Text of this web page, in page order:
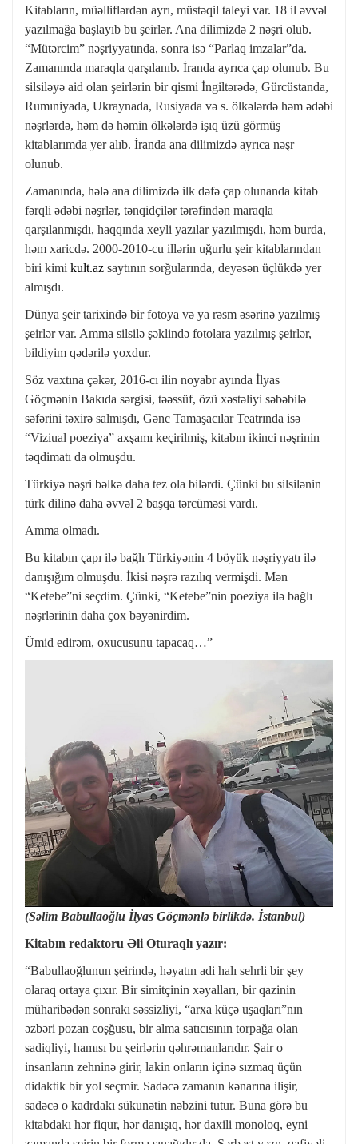
Kitabların, müəlliflərdən ayrı, müstəqil taleyi var. 18 il əvvəl
yazılmağa başlayıb bu şeirlər. Ana dilimizdə 2 nəşri olub.
“Mütərcim” nəşriyyatında, sonra isə “Parlaq imzalar”da.
Zamanında maraqla qarşılanıb. İranda ayrıca çap olunub. Bu
silsiləyə aid olan şeirlərin bir qismi İngiltərədə, Gürcüstanda,
Rumıniyada, Ukraynada, Rusiyada və s. ölkələrdə həm ədəbi
nəşrlərdə, həm də həmin ölkələrdə işıq üzü görmüş
kitablarımda yer alıb. İranda ana dilimizdə ayrıca nəşr
olunub.
Zamanında, hələ ana dilimizdə ilk dəfə çap olunanda kitab
fərqli ədəbi nəşrlər, tənqidçilər tərəfindən maraqla
qarşılanmışdı, haqqında xeyli yazılar yazılmışdı, həm burda,
həm xaricdə. 2000-2010-cu illərin uğurlu şeir kitablarından
biri kimi kult.az saytının sorğularında, deyəsən üçlükdə yer
almışdı.
Dünya şeir tarixində bir fotoya və ya rəsm əsərinə yazılmış
şeirlər var. Amma silsilə şəklində fotolara yazılmış şeirlər,
bildiyim qədərilə yoxdur.
Söz vaxtına çəkər, 2016-cı ilin noyabr ayında İlyas
Göçmənin Bakıda sərgisi, təəssüf, özü xəstəliyi səbəbilə
səfərini təxirə salmışdı, Gənc Tamaşacılar Teatrında isə
“Viziual poeziya” axşamı keçirilmiş, kitabın ikinci nəşrinin
təqdimatı da olmuşdu.
Türkiyə nəşri bəlkə daha tez ola bilərdi. Çünki bu silsilənin
türk dilinə daha əvvəl 2 başqa tərcüməsi vardı.
Amma olmadı.
Bu kitabın çapı ilə bağlı Türkiyənin 4 böyük nəşriyyatı ilə
danışığım olmuşdu. İkisi nəşrə razılıq vermişdi. Mən
“Ketebe”ni seçdim. Çünki, “Ketebe”nin poeziya ilə bağlı
nəşrlərinin daha çox bəyənirdim.
Ümid edirəm, oxucusunu tapacaq…”
(Səlim Babullaoğlu İlyas Göçmənlə birlikdə. İstanbul)
Kitabın redaktoru Əli Oturaqlı yazır:
“Babullaoğlunun şeirində, həyatın adi halı sehrli bir şey
olaraq ortaya çıxır. Bir simitçinin xəyalları, bir qazinin
müharibədən sonrakı səssizliyi, “arxa küçə uşaqları”nın
əzbəri pozan coşğusu, bir alma satıcısının torpağa olan
sadiqliyi, hamısı bu şeirlərin qəhrəmanlarıdır. Şair o
insanların zehninə girir, lakin onların içinə sızmaq üçün
didaktik bir yol seçmir. Sadəcə zamanın kənarına ilişir,
sadəcə o kadrdakı sükunətin nəbzini tutur. Buna görə bu
kitabdakı hər fiqur, hər danışıq, hər daxili monoloq, eyni